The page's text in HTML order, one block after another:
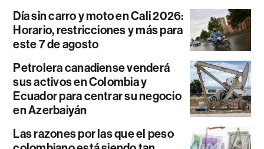
Día sin carro y moto en Cali 2026:
Horario, restricciones y más para
este 7 de agosto
Petrolera canadiense venderá
sus activos en Colombia y
Ecuador para centrar su negocio
en Azerbaiyán
Las razones por las que el peso